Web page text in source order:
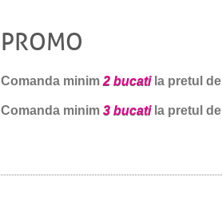
PROMO
Comanda minim 2 bucatila pretul de
Comanda minim 3 bucatila pretul de